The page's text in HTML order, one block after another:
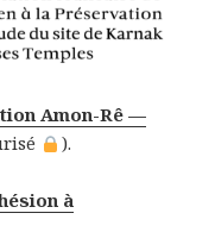
Amon-Rê —
).
à